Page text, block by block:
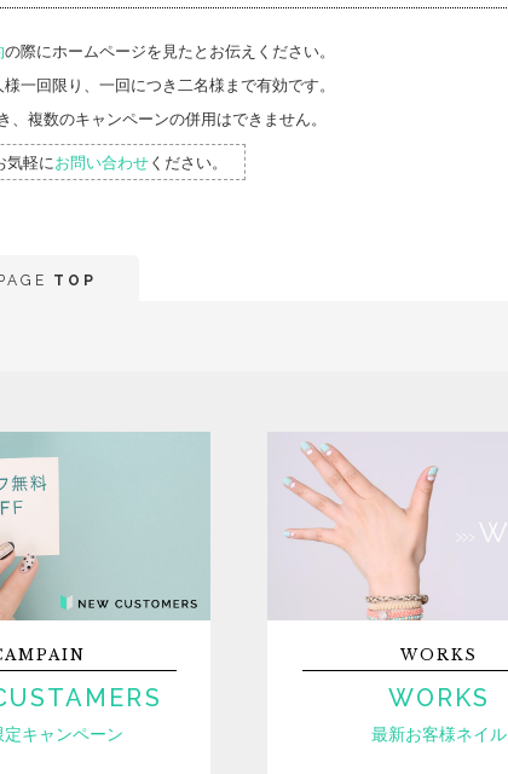
の際にホームページを見たとお伝えください。
一回限り、一回につき二名様まで有効です。
複数のキャンペーンの併用はできません。
気軽にお問い合わせください。
PAGE TOP
定キャンペーン
WORKS
WORKS
最新お客様ネイル